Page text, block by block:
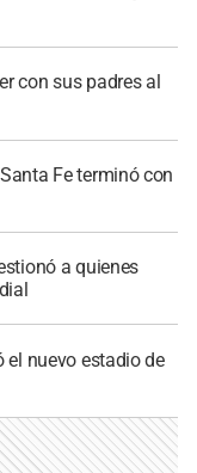
con sus padres al
Fe terminó con
a quienes
el nuevo estadio de